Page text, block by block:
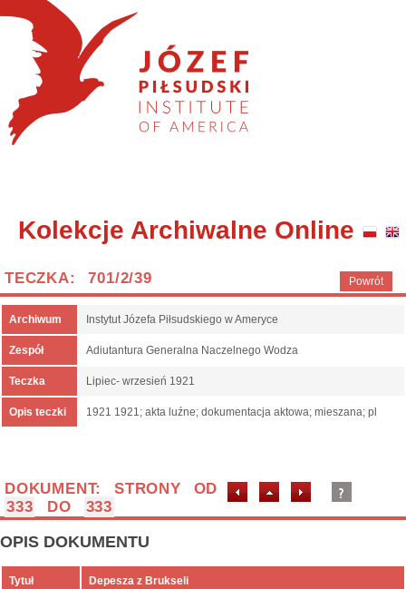
Kolekcje Archiwalne Online
Powrót
TECZKA: 701/2/39
Archiwum Instytut Józefa Piłsudskiego w Ameryce
Zespół Adiutantura Generalna Naczelnego Wodza
Teczka Lipiec- wrzesień 1921
Opis teczki 1921 1921; akta luźne; dokumentacja aktowa; mieszana; pl
DOKUMENT: STRONY OD
333
DO 333
OPIS DOKUMENTU
Tytuł Depesza z Brukseli